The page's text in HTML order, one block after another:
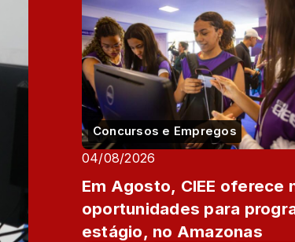
Concursos e Empregos
04/08/2026
Em Agosto, CIEE oferece
oportunidades para
estágio, no Amazonas